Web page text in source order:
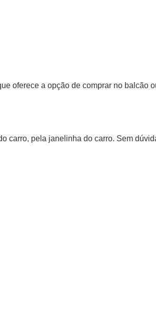
oferece a opção de comprar no balcão
carro, pela janelinha do carro. Sem